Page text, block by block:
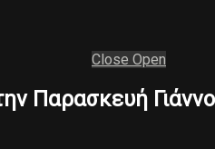
Close Open
Παρασκευή